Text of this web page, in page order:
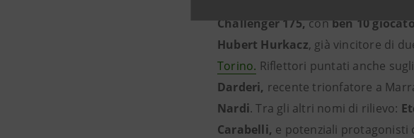
Challenger 175,conben 10
Hubert Hurkacz, già vincitore di
Torino. Riflettori puntati anche
Darderi, recente trionfatore a
Nardi. Tra gli altri nomi di rilievo:
Carabelli, e potenziali protagonisti